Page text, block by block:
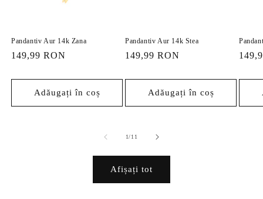
Pandantiv Aur 14k Zana
Preț
149,99 RON
Adăugați în coș
Pandantiv Aur 14k Stea
Preț
149,99 RON
Adăugați în coș
Preț
1/din
11
Afișați tot